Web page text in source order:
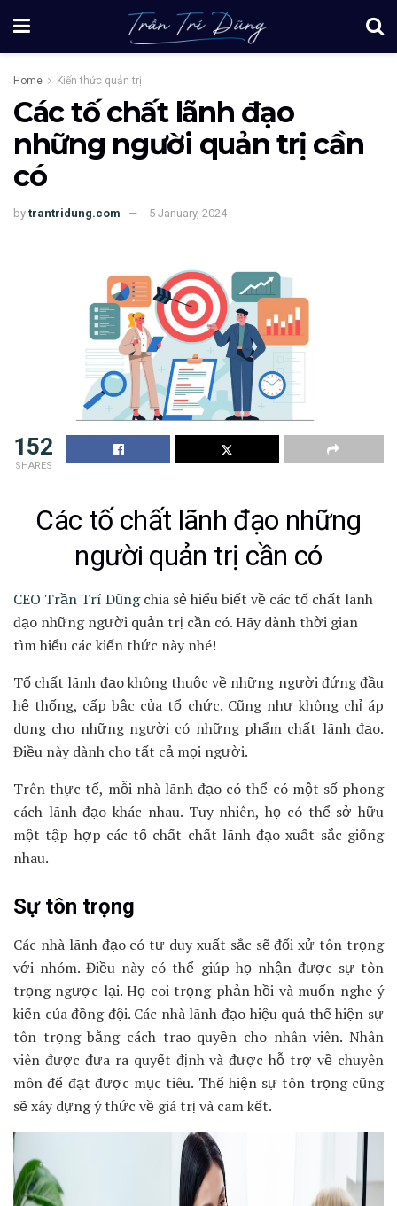
Home Kiến thức quản trị
Các tố chất lãnh đạo
những người quản trị cần
có
by trantridung.com 5 January, 2024
152
SHARES
Các tố chất lãnh đạo những
người quản trị cần có
CEO Trần Trí Dũngchia sẻ hiểu biết về các tố chất lãnh
đạo những người quản trị cần có. Hãy dành thời gian
tìm hiểu các kiến thức này nhé!
Tố chất lãnh đạo không thuộc về những người đứng đầu
hệ thống, cấp bậc của tổ chức. Cũng như không chỉ áp
dụng cho những người có những phẩm chất lãnh đạo.
Điều này dành cho tất cả mọi người.
Trên thực tế, mỗi nhà lãnh đạo có thể có một số phong
cách lãnh đạo khác nhau. Tuy nhiên, họ có thể sở hữu
một tập hợp các tố chất chất lãnh đạo xuất sắc giống
nhau.
Sự tôn trọng
Các nhà lãnh đạo có tư duy xuất sắc sẽ đối xử tôn trọng
với nhóm. Điều này có thể giúp họ nhận được sự tôn
trọng ngược lại. Họ coi trọng phản hồi và muốn nghe ý
kiến của đồng đội. Các nhà lãnh đạo hiệu quả thể hiện sự
tôn trọng bằng cách trao quyền cho nhân viên. Nhân
viên được đưa ra quyết định và được hỗ trợ về chuyên
môn để đạt được mục tiêu. Thể hiện sự tôn trọng cũng
sẽ xây dựng ý thức về giá trị và cam kết.